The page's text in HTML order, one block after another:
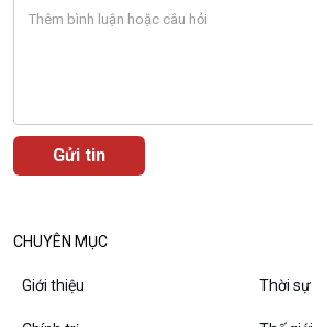
CHUYÊN MỤC
Giới thiệu Thời sự